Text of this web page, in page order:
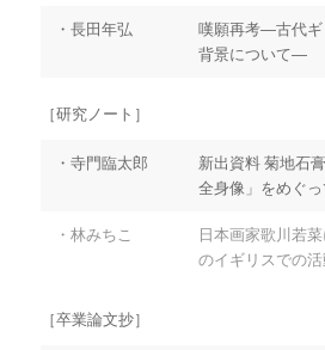
・長田年弘
嘆願再考―古代ギ
背景について―
［研究ノート］
・寺門臨太郎
新出資料 菊地石
全身像」をめぐ
・林みちこ
日本画家歌川若
のイギリスでの
［卒業論文抄］